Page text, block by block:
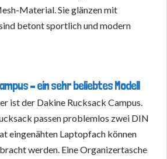
Material. Sie glänzen mit
betont sportlich und modern
– ein sehr beliebtes Modell
ist der Dakine Rucksack Campus.
passen problemlos zwei DIN
eingenähten Laptopfach können
werden. Eine Organizertasche